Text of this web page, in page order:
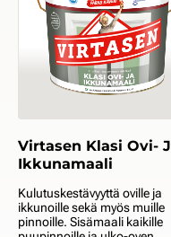
Virtasen Klasi Ovi-
Ikkunamaali
Kulutuskestävyyttä oville ja
ikkunoille sekä myös muille
pinnoille. Sisämaali kaikille